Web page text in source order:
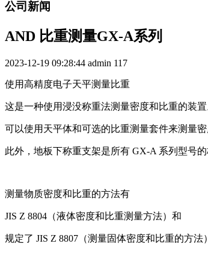
公司新闻
AND 比重测量GX-A系列
2023-12-19 09:28:44 admin 117
使用高精度电子天平测量比重
这是一种使用浸没称重法测量密度和比重的装置
可以使用天平体和可选的比重测量套件来测量密
此外，地板下称重支架是所有 GX-A 系列型号的
测量物质密度和比重的方法有
JIS Z 8804（液体密度和比重测量方法）和
规定了 JIS Z 8807（测量固体密度和比重的方